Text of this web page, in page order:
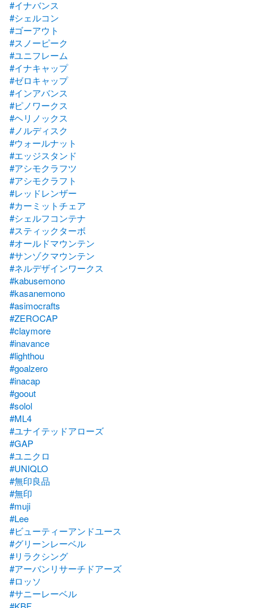
#イナバンス
#シェルコン
#ゴーアウト
#スノーピーク
#ユニフレーム
#イナキャップ
#ゼロキャップ
#インアバンス
#ピノワークス
#ヘリノックス
#ノルディスク
#ウォールナット
#エッジスタンド
#アシモクラフツ
#アシモクラフト
#レッドレンザー
#カーミットチェア
#シェルフコンテナ
#スティックターボ
#オールドマウンテン
#サンゾクマウンテン
#ネルデザインワークス
#kabusemono
#kasanemono
#asimocrafts
#ZEROCAP
#claymore
#inavance
#lighthou
#goalzero
#inacap
#goout
#solol
#ML4
#ユナイテッドアローズ
#GAP
#ユニクロ
#UNIQLO
#無印良品
#無印
#muji
#Lee
#ビューティーアンドユース
#グリーンレーベル
#リラクシング
#アーバンリサーチドアーズ
#ロッソ
#サニーレーベル